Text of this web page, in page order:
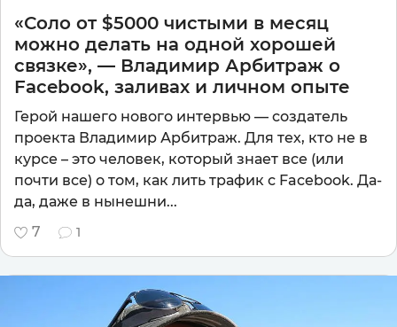
«Соло от $5000 чистыми в месяц
можно делать на одной хорошей
связке», — Владимир Арбитраж о
Facebook, заливах и личном опыте
Герой нашего нового интервью — создатель
проекта Владимир Арбитраж. Для тех, кто не в
курсе – это человек, который знает все (или
почти все) о том, как лить трафик с Facebook. Да-
да, даже в нынешни...
7
1